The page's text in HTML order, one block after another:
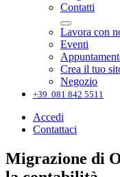
Contatti
Lavora con
Eventi
Crea il tuo
Negozio
+39 081 842 5511
Accedi
Contattaci
Migrazione di